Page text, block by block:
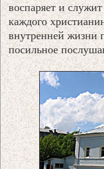
воспаряет и
каждого
внутренней жизни
посильное